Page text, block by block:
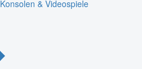
Konsolen & Videospiele